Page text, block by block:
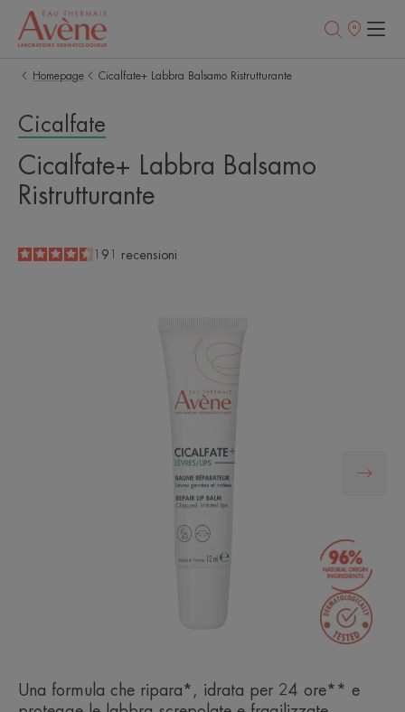
Punti
Homepage Cicalfate+ Labbra Balsamo Ristrutturante
Cicalfate
Cicalfate+ Labbra Balsamo
Ristrutturante
4.5
/5191 recensioni
Una formula che ripara*, idrata per 24 ore** e